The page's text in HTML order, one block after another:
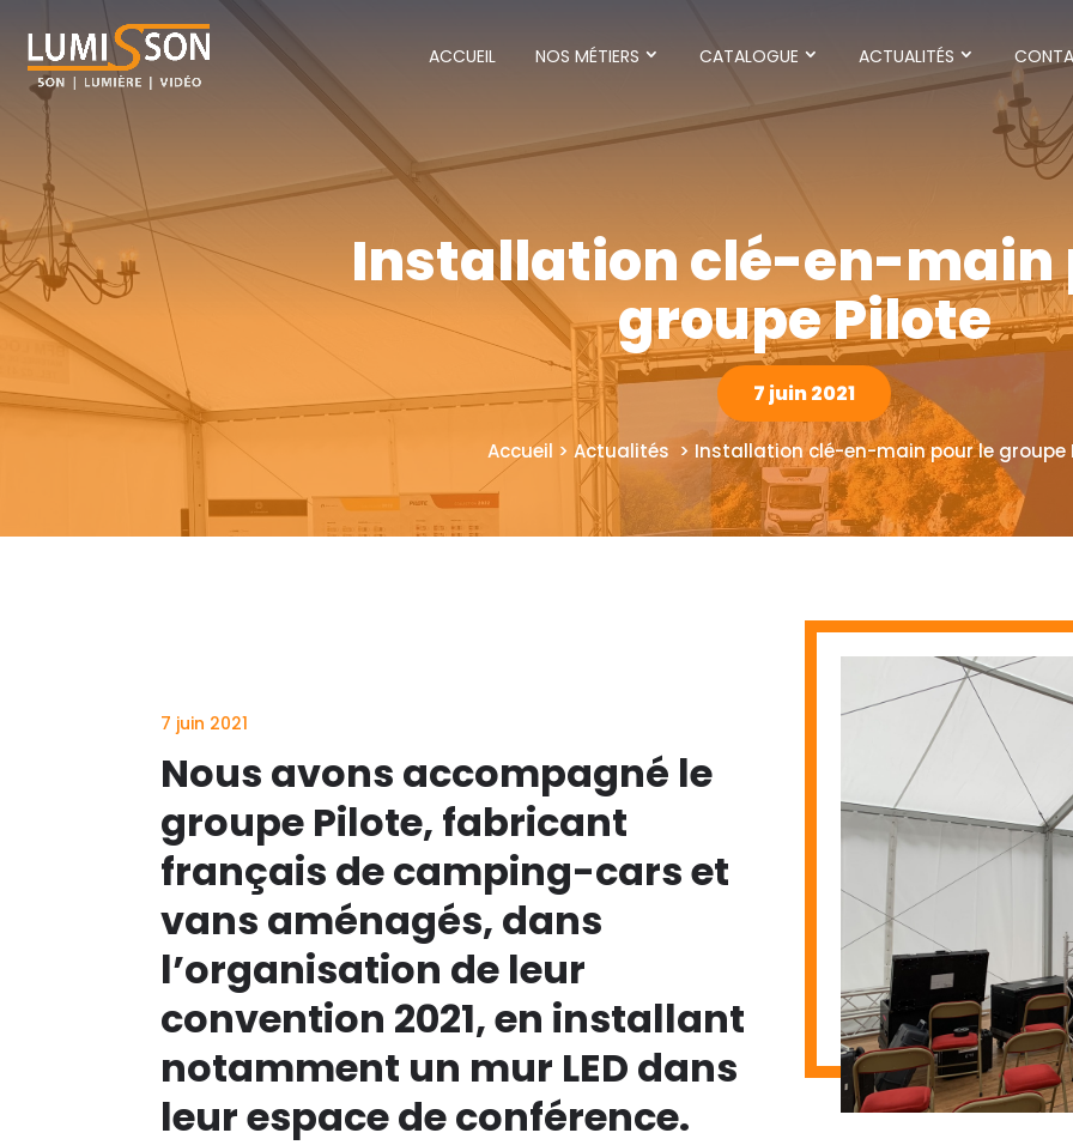
ACCUEIL NOS MÉTIERS CATALOGUE ACTUALITÉS
Installation clé-en-main
groupe Pilote
7 juin 2021
Accueil > Actualités > Installation clé-en-main pour le groupe
7 juin 2021
Nous avons accompagné le
groupe Pilote, fabricant
français de camping-cars et
vans aménagés, dans
l’organisation de leur
convention 2021, en installant
notamment un mur LED dans
leur espace de conférence.